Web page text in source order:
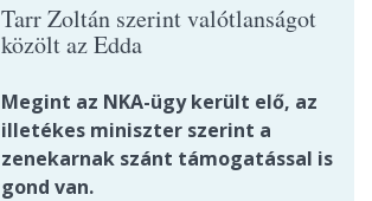
Tarr Zoltán szerint valótlanságot
közölt az Edda
Megint az NKA-ügy került elő, az
illetékes miniszter szerint a
zenekarnak szánt támogatással is
gond van.